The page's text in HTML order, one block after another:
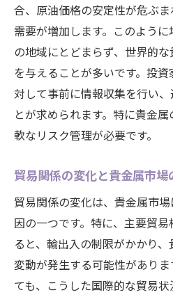
合、原油価格の安定性が危ぶ
需要が増加します。このよう
の地域にとどまらず、世界的
を与えることが多いです。投
対して事前に情報収集を行い
とが求められます。特に貴金
軟なリスク管理が必要です。
貿易関係の変化と貴金属市場
貿易関係の変化は、貴金属市
因の一つです。特に、主要貿
ると、輸出入の制限がかかり
変動が発生する可能性があり
ても、こうした国際的な貿易